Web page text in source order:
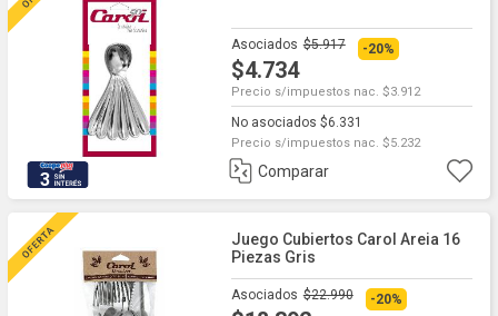
3
Asociados $5.917
$4.734
-20%
Precio s/impuestos nac. $3.912
No asociados $6.331
Precio s/impuestos nac. $5.232
Comparar
Juego Cubiertos Carol Areia 16
Piezas Gris
Asociados $22.990 -20%